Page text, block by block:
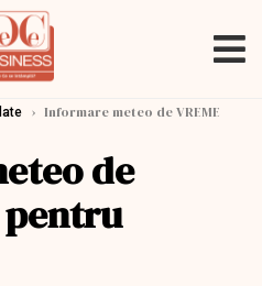
› Informare meteo de VREME
de
pentru